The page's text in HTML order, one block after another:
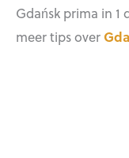
Gdańsk prima in 1
meer tips over